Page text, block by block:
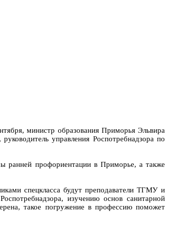
министр образования Приморья Эльвира
управления Роспотребнадзора по
ранней профориентации в Приморье, а также
спецкласса будут преподаватели ТГМУ и
изучению основ санитарной
такое погружение в профессию поможет